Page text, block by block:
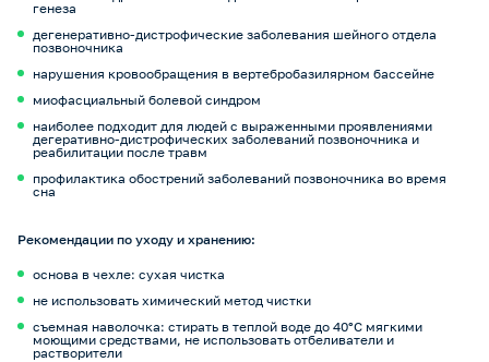
генеза
дегенеративно-дистрофические заболевания шейного отдела
позвоночника
нарушения кровообращения в вертебробазилярном бассейне
миофасциальный болевой синдром
наиболее подходит для людей с выраженными проявлениями
дегеративно-дистрофических заболеваний позвоночника и
реабилитации после травм
профилактика обострений заболеваний позвоночника во время
сна
Рекомендации по уходу и хранению:
основа в чехле: сухая чистка
не использовать химический метод чистки
съемная наволочка: стирать в теплой воде до 40°С мягкими
моющими средствами, не использовать отбеливатели и
растворители